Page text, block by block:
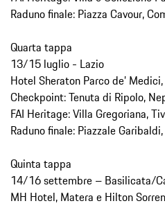
Raduno finale: Piazza Cavour,
Quarta tappa
13/15 luglio - Lazio
Hotel Sheraton Parco de’
Checkpoint: Tenuta di Ripolo,
FAI Heritage: Villa Gregoriana,
Raduno finale: Piazzale
Quinta tappa
14/16 settembre – Basilicata/
MH Hotel, Matera e Hilton